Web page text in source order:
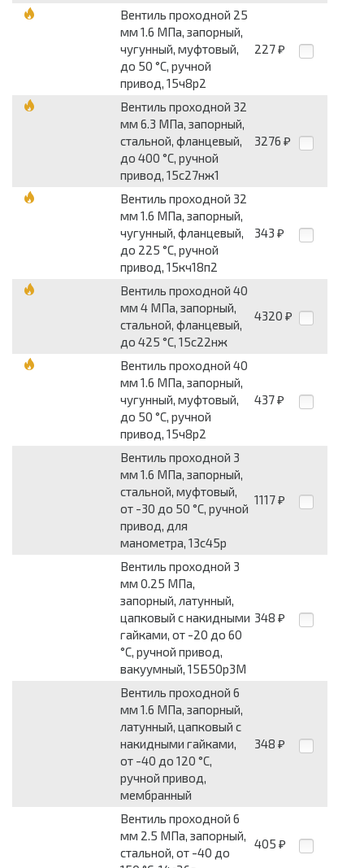
Вентиль проходной 25
мм 1.6 МПа, запорный,
чугунный, муфтовый,
до 50 °С, ручной
привод, 15ч8р2
227 ₽
Вентиль проходной 32
мм 6.3 МПа, запорный,
стальной, фланцевый,
до 400 °С, ручной
привод, 15с27нж1
3276 ₽
Вентиль проходной 32
мм 1.6 МПа, запорный,
чугунный, фланцевый,
до 225 °С, ручной
привод, 15кч18п2
343 ₽
Вентиль проходной 40
мм 4 МПа, запорный,
стальной, фланцевый,
до 425 °С, 15с22нж
4320 ₽
Вентиль проходной 40
мм 1.6 МПа, запорный,
чугунный, муфтовый,
до 50 °С, ручной
привод, 15ч8р2
437 ₽
Вентиль проходной 3
мм 1.6 МПа, запорный,
стальной, муфтовый,
от -30 до 50 °С, ручной
привод, для
манометра, 13с45р
1117 ₽
Вентиль проходной 3
мм 0.25 МПа,
запорный, латунный,
цапковый с накидными
гайками, от -20 до 60
°С, ручной привод,
вакуумный, 15Б50р3М
348 ₽
Вентиль проходной 6
мм 1.6 МПа, запорный,
латунный, цапковый с
накидными гайками,
от -40 до 120 °С,
ручной привод,
мембранный
348 ₽
Вентиль проходной 6
мм 2.5 МПа, запорный,
стальной, от -40 до
405 ₽